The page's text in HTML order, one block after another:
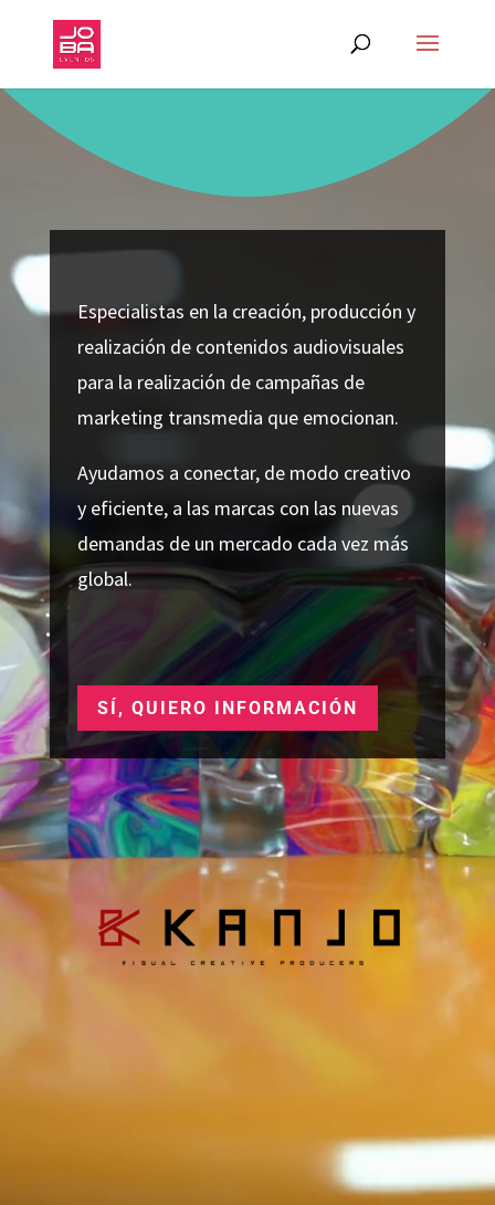
Reproductor
Especialistas en la creación, producción y
realización de contenidos audiovisuales
para la realización de campañas de
marketing transmedia que emocionan.
Ayudamos a conectar, de modo creativo
y eficiente, a las marcas con las nuevas
demandas de un mercado cada vez más
global.
SÍ, QUIERO INFORMACIÓN